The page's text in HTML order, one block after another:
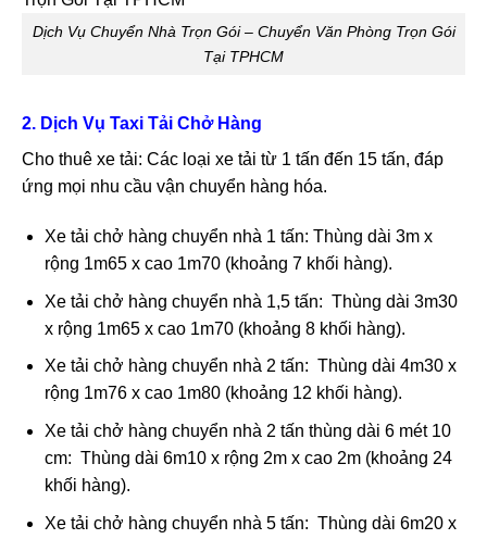
Dịch Vụ Chuyển Nhà Trọn Gói – Chuyển Văn Phòng Trọn Gói
Tại TPHCM
2. Dịch Vụ Taxi Tải Chở Hàng
Cho thuê xe tải: Các loại xe tải từ 1 tấn đến 15 tấn, đáp
ứng mọi nhu cầu vận chuyển hàng hóa.
Xe tải chở hàng chuyển nhà 1 tấn: Thùng dài 3m x
rộng 1m65 x cao 1m70 (khoảng 7 khối hàng).
Xe tải chở hàng chuyển nhà 1,5 tấn: Thùng dài 3m30
x rộng 1m65 x cao 1m70 (khoảng 8 khối hàng).
Xe tải chở hàng chuyển nhà 2 tấn: Thùng dài 4m30 x
rộng 1m76 x cao 1m80 (khoảng 12 khối hàng).
Xe tải chở hàng chuyển nhà 2 tấn thùng dài 6 mét 10
cm: Thùng dài 6m10 x rộng 2m x cao 2m (khoảng 24
khối hàng).
Xe tải chở hàng chuyển nhà 5 tấn: Thùng dài 6m20 x